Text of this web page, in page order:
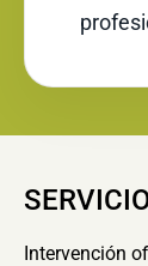
Intervención